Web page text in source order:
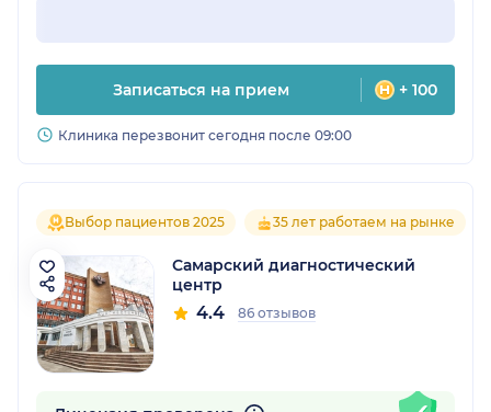
Записаться на прием + 100
Клиника перезвонит сегодня после 09:00
Выбор пациентов 2025 35 лет работаем на рынке
Самарский диагностический
центр
4.4 86 отзывов